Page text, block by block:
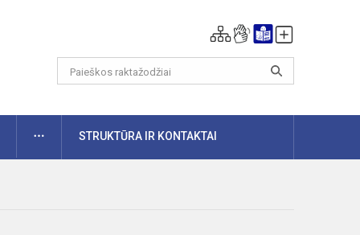
DAUGIAUSTRUKTŪRA IR KONTAKTAI